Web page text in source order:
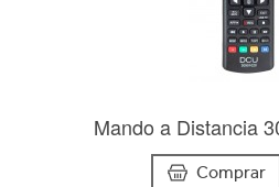
Mando a Distancia
Comprar